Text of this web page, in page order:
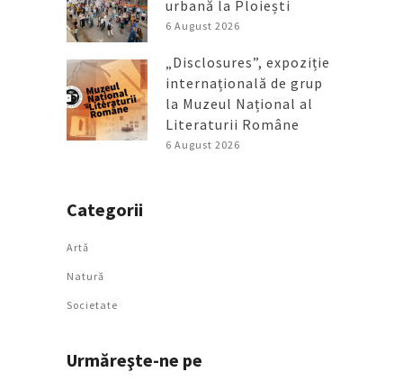
urbană la Ploiești
6 August 2026
„Disclosures”, expoziție
internațională de grup
la Muzeul Național al
Literaturii Române
6 August 2026
Categorii
Artǎ
Natură
Societate
Urmăreşte-ne pe